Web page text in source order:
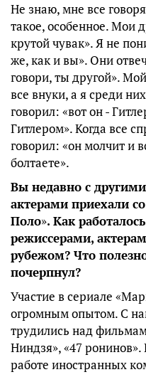
Не знаю, мне все
такое, особенное. Мои
крутой чувак». Я не
же, как и вы». Они
говори, ты другой».
все внуки, а я среди
говорил: «вот он -
Гитлером». Когда все
говорил: «он молчит и
болтаете».
Вы недавно с
актерами приехали
Поло». Как
режиссерами,
рубежом? Что
почерпнул?
Участие в сериале
огромным опытом. С
трудились над
Ниндзя», «47 ронинов».
работе иностранных